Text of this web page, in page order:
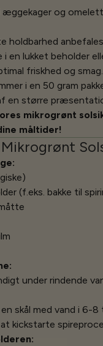
og
holdbarhed
i en lukket beholder
friskhed og smag.
i en 50 gram
en større
mikrogrønt
måltider!
(f.eks. bakke til
under rindende
skål med vand i 6-
kickstarte